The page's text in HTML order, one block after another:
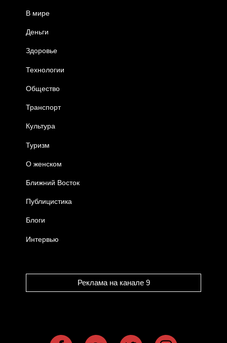
В мире
Деньги
Здоровье
Технологии
Общество
Транспорт
Культура
Туризм
О женском
Ближний Восток
Публицистика
Блоги
Интервью
Реклама на канале 9